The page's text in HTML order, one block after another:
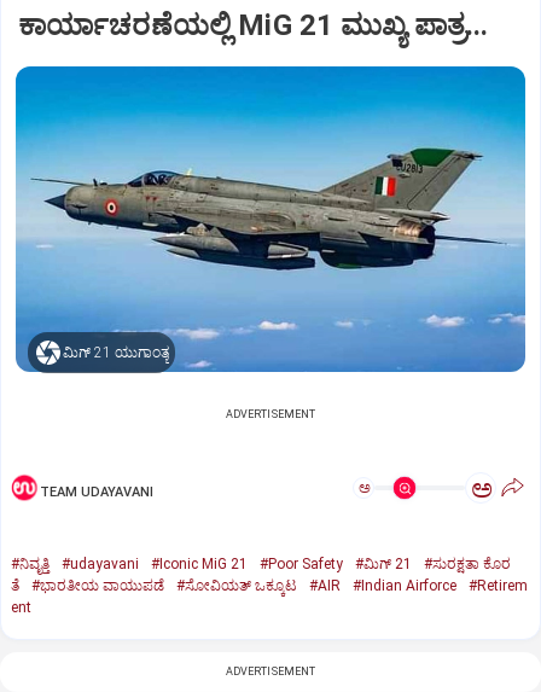
ಕಾರ್ಯಾಚರಣೆಯಲ್ಲಿ MiG 21 ಮುಖ್ಯ ಪಾತ್ರ...
ಮಿಗ್‌ 21 ಯುಗಾಂತ್ಯ
ADVERTISEMENT
TEAM UDAYAVANI ಅ ಅ
#ನಿವೃತ್ತಿ #udayavani #Iconic MiG 21 #Poor Safety #ಮಿಗ್‌ 21
#ಸುರಕ್ಷತಾ ಕೊರ
ತೆ
#ಭಾರತೀಯ ವಾಯುಪಡೆ #ಸೋವಿಯತ್‌ ಒಕ್ಕೂಟ #AIR #Indian Airforce
#Retirem
ent
ADVERTISEMENT